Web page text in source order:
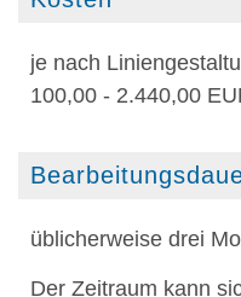
je nach
100,00 - 2.440,00
üblicherweise drei
Der Zeitraum kann